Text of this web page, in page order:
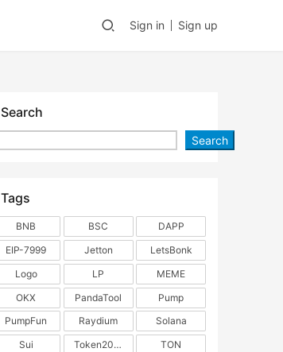
Sign in Sign up
Search
Search
Tags
BNB BSC
DAPP
EIP-7999
Jetton
LetsBonk
Logo
LP
MEME
OKX
PandaTool
Pump
PumpFun
Raydium
Solana
Sui
Token2022
TON